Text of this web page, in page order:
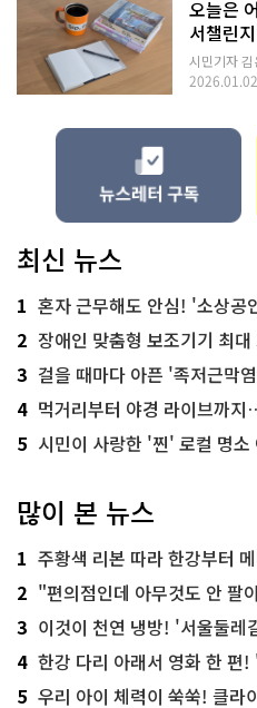
오늘은
서챌린
시민기자 김
최신 뉴스
1 혼자 근무해도 안심! '소상공
2 장애인 맞춤형 보조기기 최대 3
3 걸을 때마다 아픈 '족저근막염'…
4 먹거리부터 야경 라이브까
5 시민이 사랑한 '찐' 로컬 명소
많이 본 뉴스
1 주황색 리본 따라 한강부터 메타세
2 "편의점인데 아무것도 안 팔아요"
3 이것이 천연 냉방! '서울둘레
4 한강 다리 아래서 영화 한 편
5 우리 아이 체력이 쑥쑥! 클라